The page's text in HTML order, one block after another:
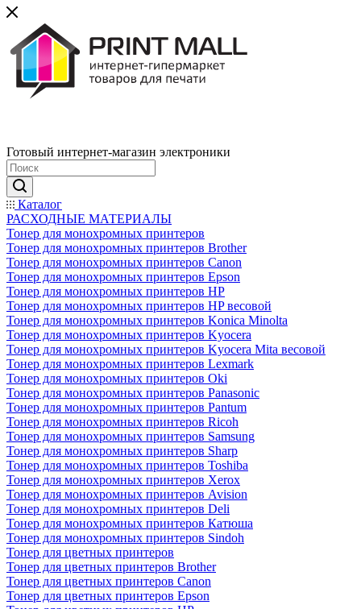
Готовый интернет-магазин электроники
Каталог
РАСХОДНЫЕ МАТЕРИАЛЫ
Тонер для монохромных принтеров
Тонер для монохромных принтеров Brother
Тонер для монохромных принтеров Canon
Тонер для монохромных принтеров Epson
Тонер для монохромных принтеров HP
Тонер для монохромных принтеров HP весовой
Тонер для монохромных принтеров Konica Minolta
Тонер для монохромных принтеров Kyocera
Тонер для монохромных принтеров Kyocera Mita весовой
Тонер для монохромных принтеров Lexmark
Тонер для монохромных принтеров Oki
Тонер для монохромных принтеров Panasonic
Тонер для монохромных принтеров Pantum
Тонер для монохромных принтеров Ricoh
Тонер для монохромных принтеров Samsung
Тонер для монохромных принтеров Sharp
Тонер для монохромных принтеров Toshiba
Тонер для монохромных принтеров Xerox
Тонер для монохромных принтеров Avision
Тонер для монохромных принтеров Deli
Тонер для монохромных принтеров Катюша
Тонер для монохромных принтеров Sindoh
Тонер для цветных принтеров
Тонер для цветных принтеров Brother
Тонер для цветных принтеров Canon
Тонер для цветных принтеров Epson